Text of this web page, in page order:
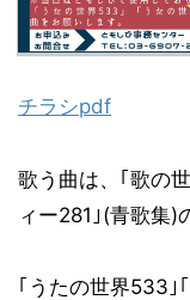
チラシpdf
歌う曲は、｢歌の
ィー281｣(青歌集)
｢うたの世界533｣